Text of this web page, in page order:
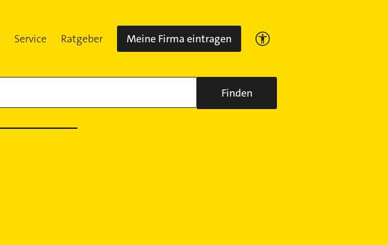
Service Ratgeber Meine Firma eintragen
Finden